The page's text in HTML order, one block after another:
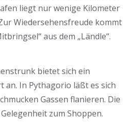
liegt nur wenige Kilometer
Wiedersehensfreude kommt
aus dem „Ländle“.
Ländle GIN
bietet sich ein
an. In Pythagorio läßt es sich
Gassen flanieren. Die
zum Shoppen.